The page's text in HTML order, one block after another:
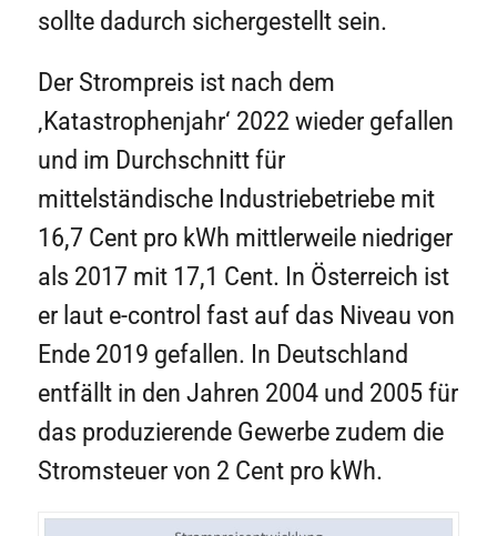
sollte dadurch sichergestellt sein.
Der Strompreis ist nach dem
‚Katastrophenjahr‘ 2022 wieder gefallen
und im Durchschnitt für
mittelständische Industriebetriebe mit
16,7 Cent pro kWh mittlerweile niedriger
als 2017 mit 17,1 Cent. In Österreich ist
er laut e-control fast auf das Niveau von
Ende 2019 gefallen. In Deutschland
entfällt in den Jahren 2004 und 2005 für
das produzierende Gewerbe zudem die
Stromsteuer von 2 Cent pro kWh.